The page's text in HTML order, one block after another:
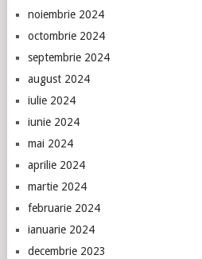
noiembrie 2024
octombrie 2024
septembrie 2024
august 2024
iulie 2024
iunie 2024
mai 2024
aprilie 2024
martie 2024
februarie 2024
ianuarie 2024
decembrie 2023